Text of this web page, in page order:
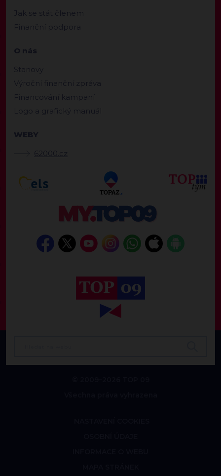
Jak se stát členem
Finanční podpora
O nás
Stanovy
Výroční finanční zpráva
Financování kampaní
Logo a grafický manuál
WEBY
62000.cz